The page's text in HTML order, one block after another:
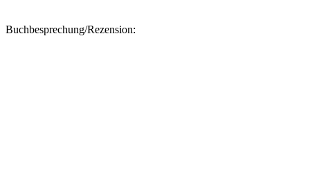
Buchbesprechung/Rezension: